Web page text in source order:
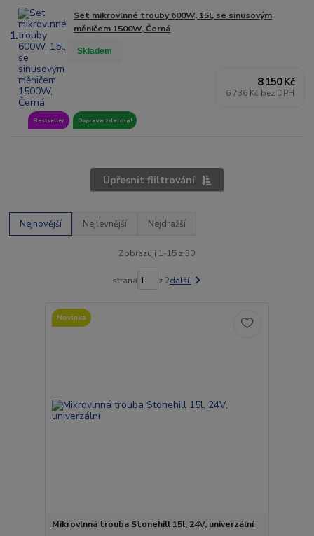
1.
Set mikrovlnné trouby 600W, 15l, se sinusovým
měničem 1500W, Černá
Skladem
Bestseller Doprava zdarma!
8 150 Kč
6 736 Kč bez DPH
Upřesnit fiiltrování
Nejnovější Nejlevnější Nejdražší
Zobrazuji 1-15 z 30
strana z 2další
Novinka
Mikrovlnná trouba Stonehill 15l, 24V, univerzální